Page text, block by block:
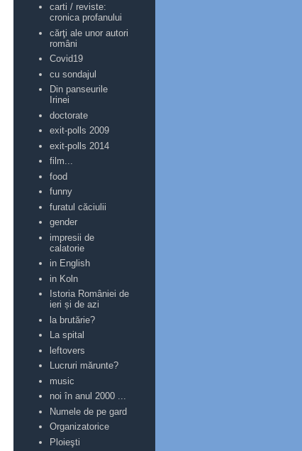
carti / reviste:
cronica profanului
cărţi ale unor autori
români
Covid19
cu sondajul
Din panseurile
Irinei
doctorate
exit-polls 2009
exit-polls 2014
film...
food
funny
furatul căciulii
gender
impresii de
calatorie
in English
in Koln
Istoria României de
ieri și de azi
la brutărie?
La spital
leftovers
Lucruri mărunte?
music
noi în anul 2000 ...
Numele de pe gard
Organizatorice
Ploieşti